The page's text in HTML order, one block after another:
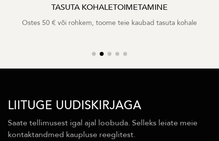
TASUTA KOHALETOIMETAMINE
Ostes 50 € või rohkem, toome teie kaubad tasuta kohale
LIITUGE UUDISKIRJAGA
Saate tellimusest igal ajal loobuda. Selleks leiate meie
kontaktandmed kaupluse reeglitest.